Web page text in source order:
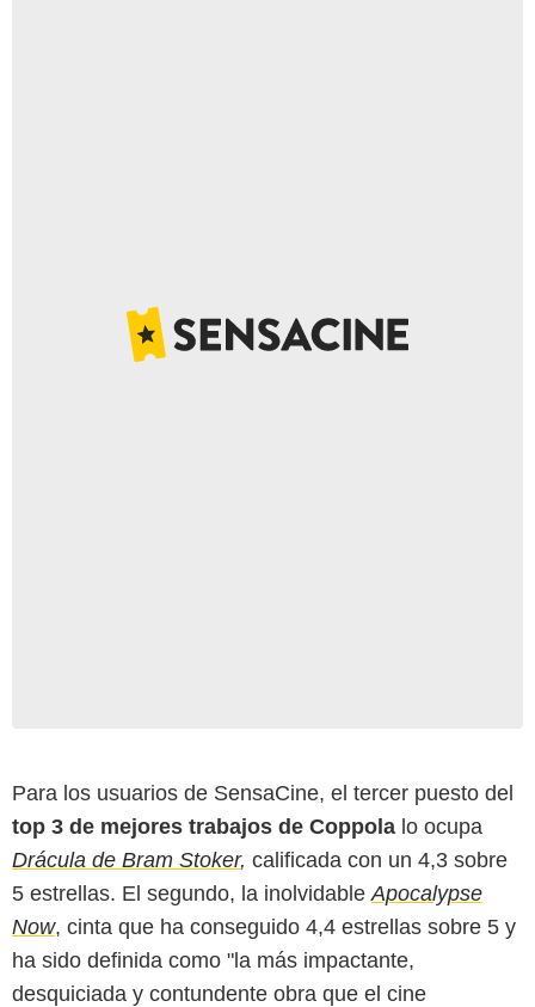
Para los usuarios de SensaCine, el tercer puesto del
top 3 de mejores trabajos de Coppola lo ocupa
Drácula de Bram Stoker, calificada con un 4,3 sobre
5 estrellas. El segundo, la inolvidable Apocalypse
Now, cinta que ha conseguido 4,4 estrellas sobre 5 y
ha sido definida como "la más impactante,
desquiciada y contundente obra que el cine